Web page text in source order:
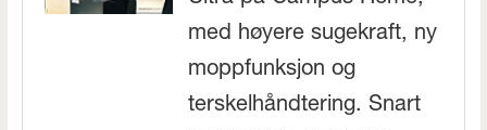
med høyere sugekraft, ny
moppfunksjon og
terskelhåndtering. Snart